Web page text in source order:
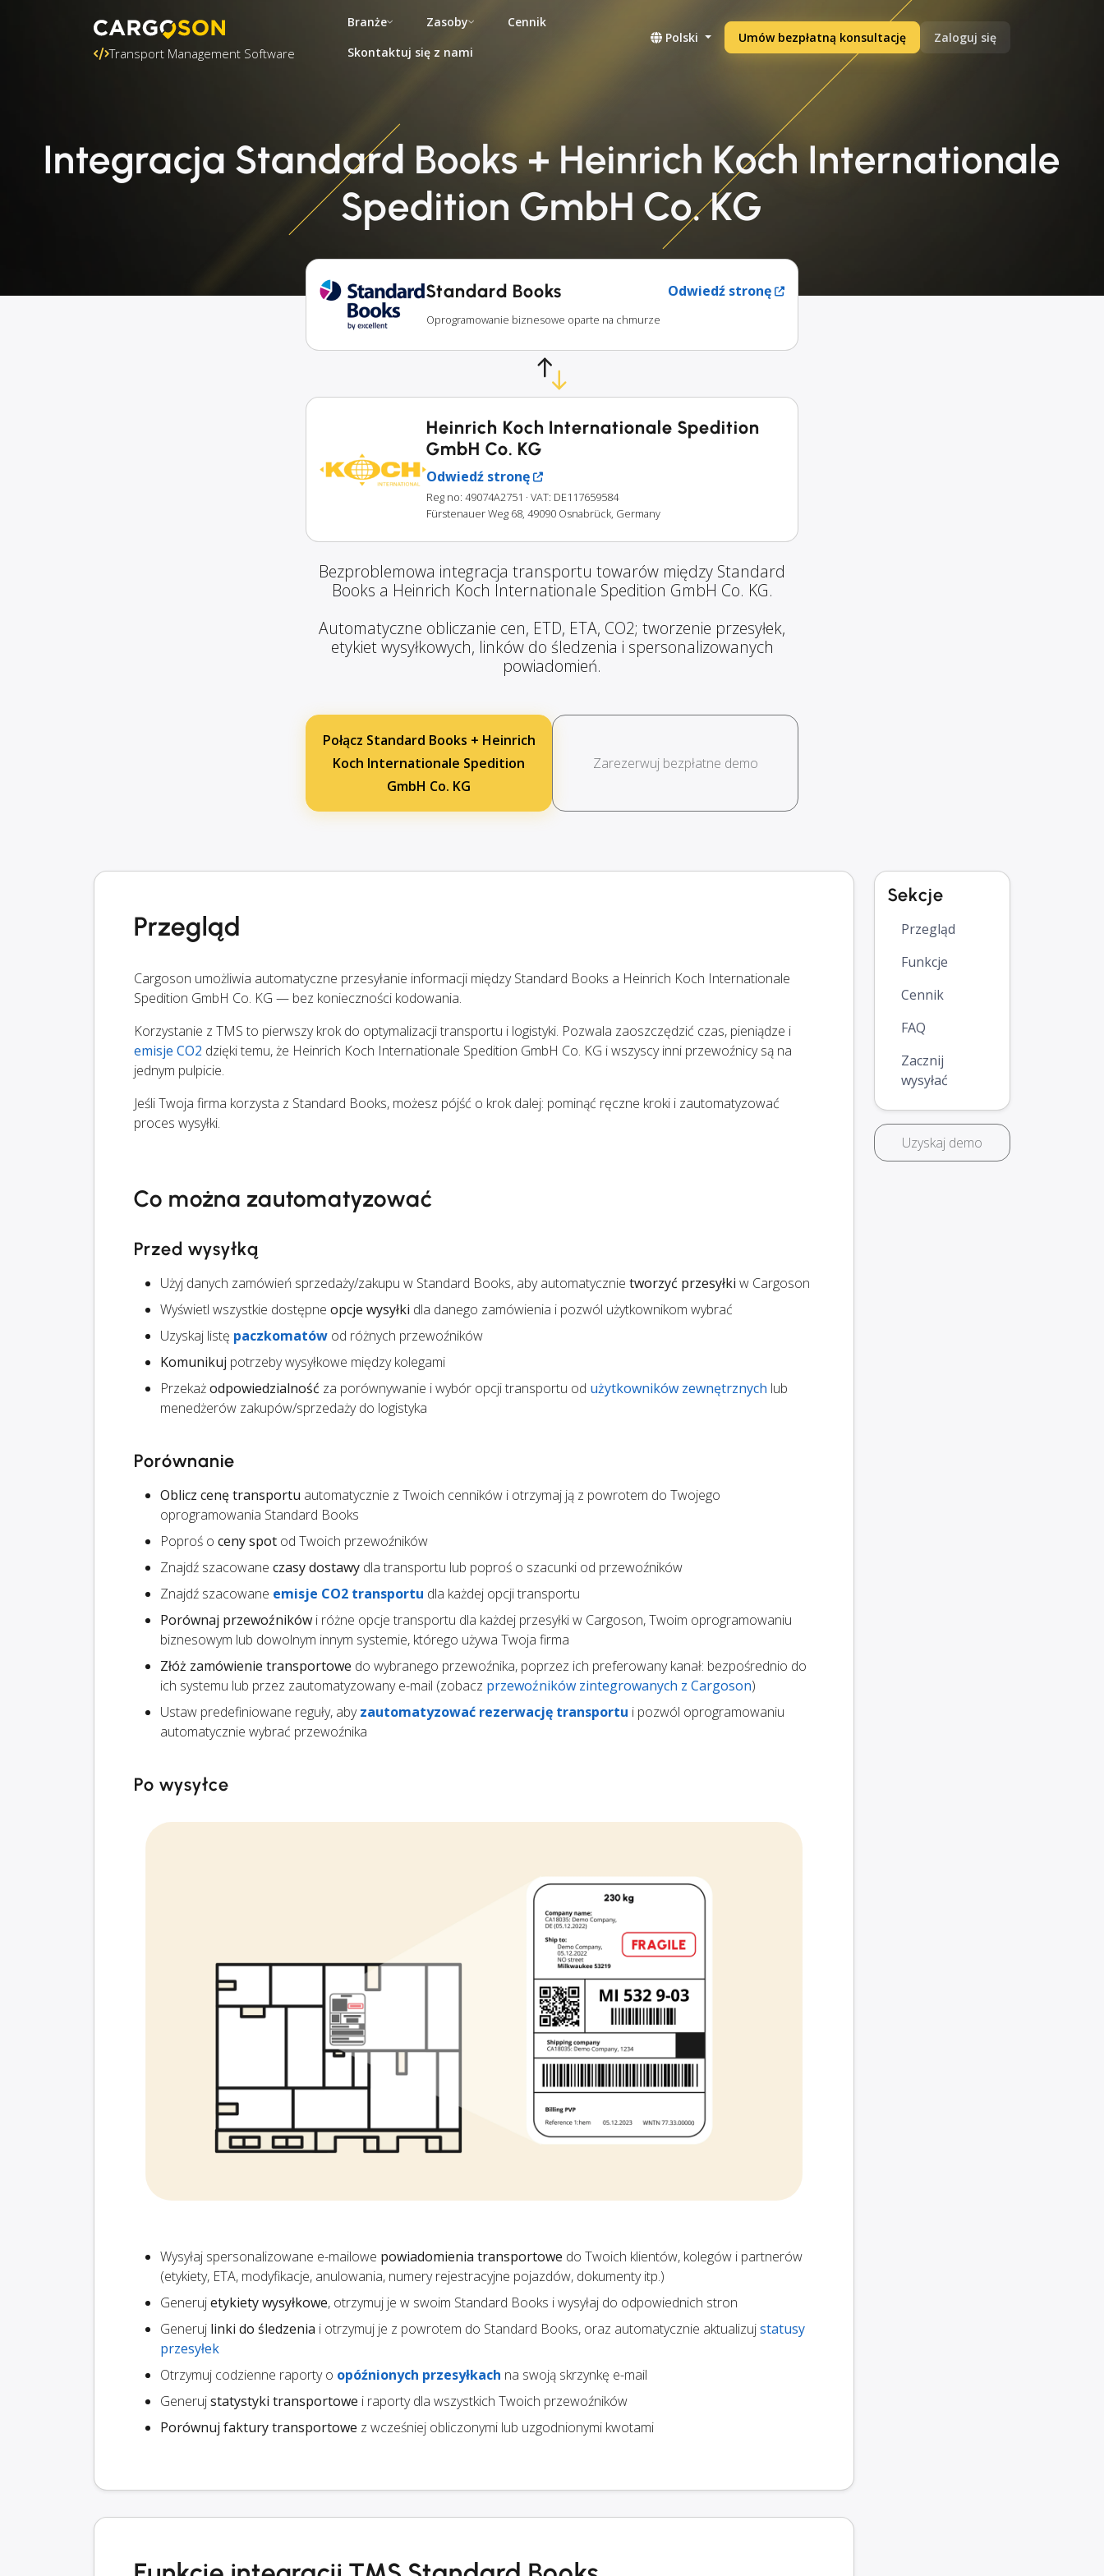
Transport Management Software
Branże Zasoby
Cennik
Skontaktuj się z nami
Polski Umów bezpłatną konsultację Zaloguj się
Integracja Standard Books + Heinrich Koch Internationale
Spedition GmbH Co. KG
Standard Books Odwiedź stronę
Oprogramowanie biznesowe oparte na chmurze
Heinrich Koch Internationale Spedition
GmbH Co. KG
Odwiedź stronę
Reg no: 49074A2751 · VAT: DE117659584
Fürstenauer Weg 68, 49090 Osnabrück, Germany
Bezproblemowa integracja transportu towarów między Standard
Books a Heinrich Koch Internationale Spedition GmbH Co. KG.
Automatyczne obliczanie cen, ETD, ETA, CO2; tworzenie przesyłek,
etykiet wysyłkowych, linków do śledzenia i spersonalizowanych
powiadomień.
Połącz Standard Books + Heinrich
Koch Internationale Spedition
GmbH Co. KG
Zarezerwuj bezpłatne demo
Przegląd
Cargoson umożliwia automatyczne przesyłanie informacji między Standard Books a Heinrich Koch Internationale
Spedition GmbH Co. KG — bez konieczności kodowania.
Korzystanie z TMS to pierwszy krok do optymalizacji transportu i logistyki. Pozwala zaoszczędzić czas, pieniądze i
emisje CO2 dzięki temu, że Heinrich Koch Internationale Spedition GmbH Co. KG i wszyscy inni przewoźnicy są na
jednym pulpicie.
Jeśli Twoja firma korzysta z Standard Books, możesz pójść o krok dalej: pominąć ręczne kroki i zautomatyzować
proces wysyłki.
Co można zautomatyzować
Przed wysyłką
Użyj danych zamówień sprzedaży/zakupu w Standard Books, aby automatycznie tworzyć przesyłki w Cargoson
Wyświetl wszystkie dostępne opcje wysyłki dla danego zamówienia i pozwól użytkownikom wybrać
Uzyskaj listę paczkomatów od różnych przewoźników
Komunikuj potrzeby wysyłkowe między kolegami
Przekażodpowiedzialność za porównywanie i wybór opcji transportu od użytkowników zewnętrznych lub
menedżerów zakupów/sprzedaży do logistyka
Porównanie
Oblicz cenę transportu automatycznie z Twoich cenników i otrzymaj ją z powrotem do Twojego
oprogramowania Standard Books
Poproś o ceny spot od Twoich przewoźników
Znajdź szacowane czasy dostawy dla transportu lub poproś o szacunki od przewoźników
Znajdź szacowane emisje CO2 transportu dla każdej opcji transportu
Porównaj przewoźników i różne opcje transportu dla każdej przesyłki w Cargoson, Twoim oprogramowaniu
biznesowym lub dowolnym innym systemie, którego używa Twoja firma
Złóż zamówienie transportowe do wybranego przewoźnika, poprzez ich preferowany kanał: bezpośrednio do
ich systemu lub przez zautomatyzowany e-mail (zobacz przewoźników zintegrowanych z Cargoson)
Ustaw predefiniowane reguły, abyzautomatyzować rezerwację transportu i pozwól oprogramowaniu
automatycznie wybrać przewoźnika
Po wysyłce
Wysyłaj spersonalizowane e-mailowe powiadomienia transportowe do Twoich klientów, kolegów i partnerów
(etykiety, ETA, modyfikacje, anulowania, numery rejestracyjne pojazdów, dokumenty itp.)
Generujetykiety wysyłkowe, otrzymuj je w swoim Standard Books i wysyłaj do odpowiednich stron
Generuj linki do śledzenia i otrzymuj je z powrotem do Standard Books, oraz automatycznie aktualizujstatusy
przesyłek
Otrzymuj codzienne raporty o opóźnionych przesyłkach na swoją skrzynkę e-mail
Generujstatystyki transportowe i raporty dla wszystkich Twoich przewoźników
Porównuj faktury transportowe z wcześniej obliczonymi lub uzgodnionymi kwotami
Sekcje
Przegląd
Funkcje
Cennik
FAQ
Zacznij
wysyłać
Uzyskaj demo